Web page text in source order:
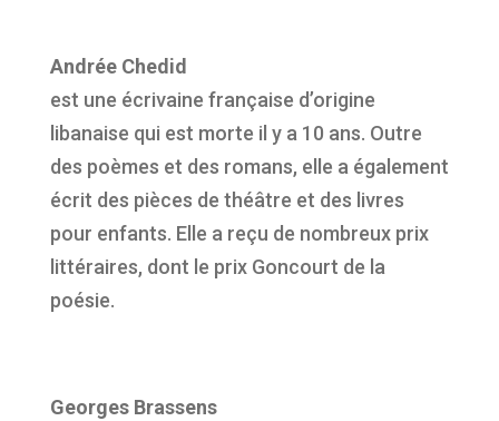
Andrée Chedid
est une écrivaine française d’origine
libanaise qui est morte il y a 10 ans. Outre
des poèmes et des romans, elle a également
écrit des pièces de théâtre et des livres
pour enfants. Elle a reçu de nombreux prix
littéraires, dont le prix Goncourt de la
poésie.
Georges Brassens